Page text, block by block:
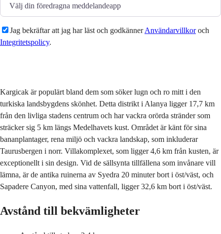
Jag bekräftar att jag har läst och godkännerAnvändarvillkoroch
Integritetspolicy.
Kargicak är populärt bland dem som söker lugn och ro mitt i den
turkiska landsbygdens skönhet. Detta distrikt i Alanya ligger 17,7 km
från den livliga stadens centrum och har vackra orörda stränder som
sträcker sig 5 km längs Medelhavets kust. Området är känt för sina
bananplantager, rena miljö och vackra landskap, som inkluderar
Taurusbergen i norr. Villakomplexet, som ligger 4,6 km från kusten, är
exceptionellt i sin design. Vid de sällsynta tillfällena som invånare vill
lämna, är de antika ruinerna av Syedra 20 minuter bort i öst/väst, och
Sapadere Canyon, med sina vattenfall, ligger 32,6 km bort i öst/väst.
Avstånd till bekvämligheter